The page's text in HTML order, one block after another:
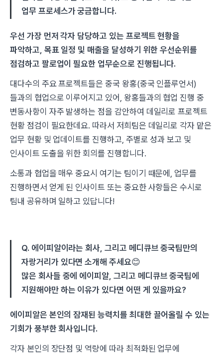
업무 프로세스가 궁금합니다.
우선 가장 먼저 각자 담당하고 있는 프로젝트 현황을
파악하고, 목표 일정 및 매출을 달성하기 위한 우선순위를
점검하고 팔로업이 필요한 업무순으로 진행됩니다.​
대다수의 주요 프로젝트들은 중국 왕홍(중국 인플루언서)
들과의 협업으로 이루어지고 있어, 왕홍들과의 협업 진행 중
변동사항이 자주 발생하는 점을 감안하여 데일리로 프로젝트
현황 점검이 필요한데요. 따라서 저희팀은 데일리로 각자 맡은
업무 현황 및 업데이트를 진행하고, 주별로 성과 보고 및
인사이트 도출을 위한 회의를 진행합니다.
소통과 협업을 매우 중요시 여기는 팀이기 때문에, 업무를
진행하면서 얻게 된 인사이트 또는 중요한 사항들은 수시로
팀내 공유하며 일하고 있답니다!
Q. 에이피알이라는 회사, 그리고 메디큐브 중국팀만의
자랑거리가 있다면 소개해 주세요😊
많은 회사들 중에 에이피알, 그리고 메디큐브 중국팀에
지원해야만 하는 이유가 있다면 어떤 게 있을까요?
에이피알은 본인의 잠재된 능력치를 최대한 끌어올릴 수 있는
기회가 풍부한 회사입니다.
각자 본인의 장단점 및 역량에 따라 최적화된 업무에